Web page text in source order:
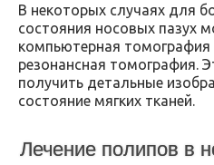
В некоторых случаях для
состояния носовых пазух
компьютерная томография
резонансная томография.
получить детальные
состояние мягких тканей.
Лечение полипов в